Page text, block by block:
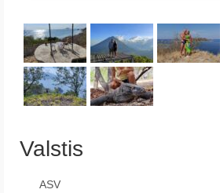
Valstis
ASV